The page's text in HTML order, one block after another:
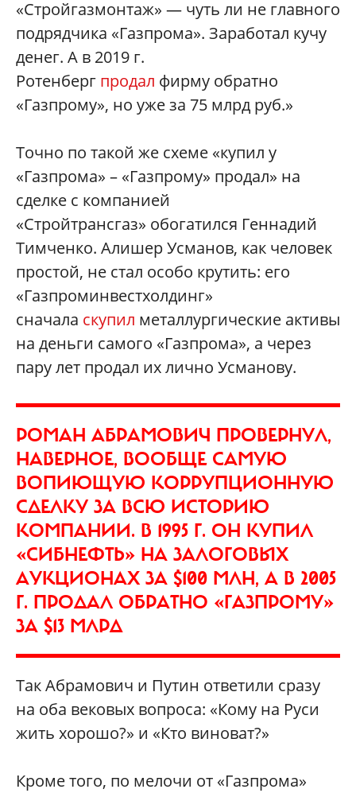
«Стройгазмонтаж» — чуть ли не главного
подрядчика «Газпрома». Заработал кучу
денег. А в 2019 г.
Ротенберг продал фирму обратно
«Газпрому», но уже за 75 млрд руб.»
Точно по такой же схеме «купил у
«Газпрома» – «Газпрому» продал» на
сделке с компанией
«Стройтрансгаз» обогатился Геннадий
Тимченко. Алишер Усманов, как человек
простой, не стал особо крутить: его
«Газпроминвестхолдинг»
сначала скупил металлургические активы
на деньги самого «Газпрома», а через
пару лет продал их лично Усманову.
РОМАН АБРАМОВИЧ ПРОВЕРНУЛ,
НАВЕРНОЕ, ВООБЩЕ САМУЮ
ВОПИЮЩУЮ КОРРУПЦИОННУЮ
СДЕЛКУ ЗА ВСЮ ИСТОРИЮ
КОМПАНИИ. В 1995 Г. ОН КУПИЛ
«СИБНЕФТЬ» НА ЗАЛОГОВЫХ
АУКЦИОНАХ ЗА $100 МЛН, А В 2005
Г. ПРОДАЛ ОБРАТНО «ГАЗПРОМУ»
ЗА $13 МЛРД
Так Абрамович и Путин ответили сразу
на оба вековых вопроса: «Кому на Руси
жить хорошо?» и «Кто виноват?»
Кроме того, по мелочи от «Газпрома»